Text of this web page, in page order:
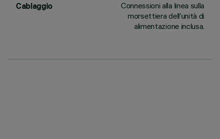
Cablaggio
Connessioni alla linea sulla
morsettiera dell’unità di
alimentazione inclusa.